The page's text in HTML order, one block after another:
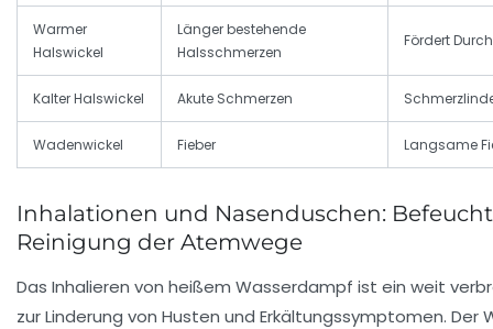
Warmer
Halswickel
Länger bestehende
Halsschmerzen
Fördert
Kalter Halswickel Akute Schmerzen
Wadenwickel Fieber Langsame
Inhalationen und Nasenduschen:
Reinigung der Atemwege
Das Inhalieren von heißem Wasserdampf ist ein weit
zur Linderung von Husten und Erkältungssymptomen. Der